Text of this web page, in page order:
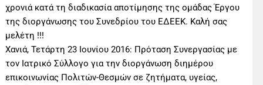
χρονιά κατά τη διαδικασία αποτίμησης της ομάδας Έργου
της διοργάνωσης του Συνεδρίου του ΕΔΕΕΚ. Καλή σας
μελέτη !!!
Χανιά, Τετάρτη 23 Ιουνίου 2016: Πρόταση Συνεργασίας με
τον Ιατρικό Σύλλογο για την διοργάνωση διημέρου
επικοινωνίας Πολιτών-Θεσμών σε ζητήματα, υγείας,